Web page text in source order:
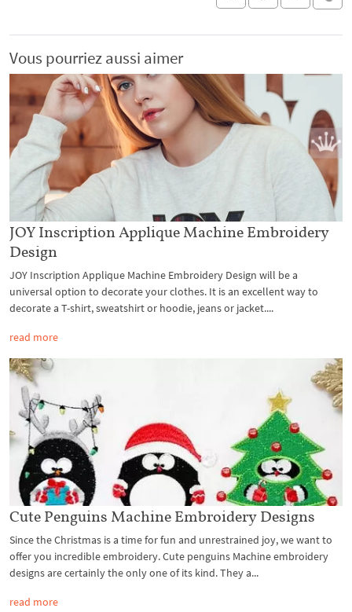
Vous pourriez aussi aimer
JOY Inscription Applique Machine Embroidery
Design
JOY Inscription Applique Machine Embroidery Design will be a
universal option to decorate your clothes. It is an excellent way to
decorate a T-shirt, sweatshirt or hoodie, jeans or jacket....
read more
Cute Penguins Machine Embroidery Designs
Since the Christmas is a time for fun and unrestrained joy, we want to
offer you incredible embroidery. Cute penguins Machine embroidery
designs are certainly the only one of its kind. They a...
read more